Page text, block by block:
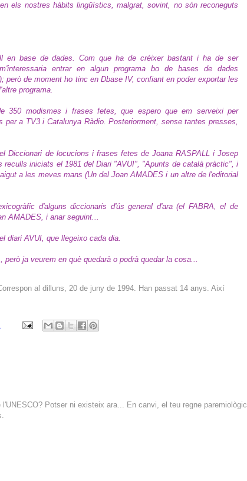
els nostres hàbits lingüístics, malgrat, sovint, no són reconeguts
en base de dades. Com que ha de créixer bastant i ha de ser
entrar en algun programa bo de bases de dades
però de moment ho tinc en Dbase IV, confiant en poder exportar les
programa.
350 modismes i frases fetes, que espero que em serveixi per
per a TV3 i Catalunya Ràdio. Posteriorment, sense tantes presses,
Diccionari de locucions i frases fetes de Joana RASPALL i Josep
iniciats el 1981 del Diari "AVUI", "Apunts de català pràctic", i
a les meves mans (Un del Joan AMADES i un altre de l'editorial
d'alguns diccionaris d'ús general d'ara (el FABRA, el de
AMADES, i anar seguint...
diari AVUI, que llegeixo cada dia.
ja veurem en què quedarà o podrà quedar la cosa...
al dilluns, 20 de juny de 1994. Han passat 14 anys. Així
l'UNESCO? Potser ni existeix ara... En canvi, el teu regne paremiològic